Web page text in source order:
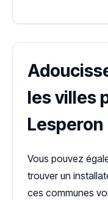
les villes
Lesperon
Vous pouvez
trouver un
ces communes